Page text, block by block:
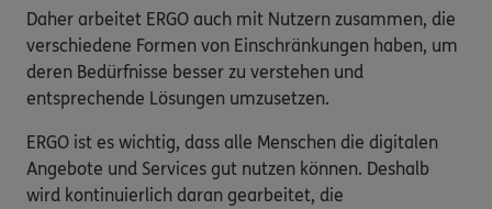
Daher arbeitet ERGO auch mit Nutzern zusammen, die
verschiedene Formen von Einschränkungen haben, um
deren Bedürfnisse besser zu verstehen und
entsprechende Lösungen umzusetzen.
ERGO ist es wichtig, dass alle Menschen die digitalen
Angebote und Services gut nutzen können. Deshalb
wird kontinuierlich daran gearbeitet, die